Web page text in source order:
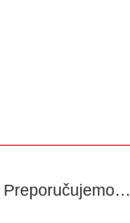
Preporučujemo…